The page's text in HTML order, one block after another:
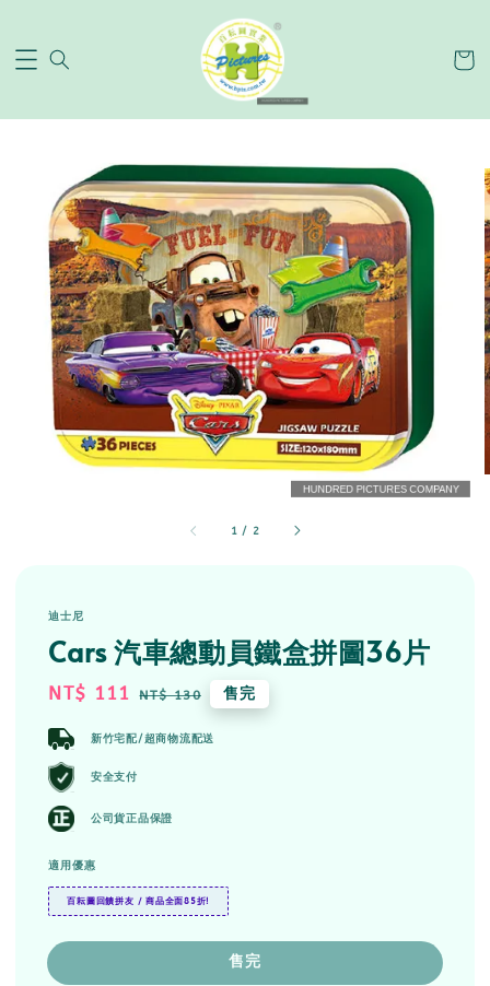
1 / 2
迪士尼
Cars 汽車總動員鐵盒拼圖36片
Sale
NT$ 111 Regular
NT$ 130 售完
新竹宅配/超商物流配送
安全支付
公司貨正品保證
適用優惠
百耘圖回饋拼友 / 商品全面85折!
售完